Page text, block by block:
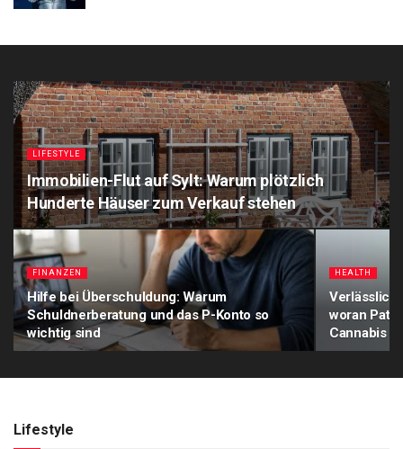
LIFESTYLE
Immobilien-Flut auf Sylt: Warum plötzlich
Hunderte Häuser zum Verkauf stehen
FINANZEN
Hilfe bei Überschuldung: Warum
Schuldnerberatung und das P-Konto so
wichtig sind
HEALTH
woran
Cannabis
Lifestyle